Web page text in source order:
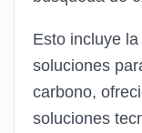
Esto incluye
soluciones
carbono,
soluciones